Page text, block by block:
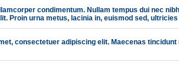
condimentum. Nullam tempus dui nec
Proin urna metus, lacinia in, euismod sed, ultricies
consectetuer adipiscing elit. Maecenas tincidunt